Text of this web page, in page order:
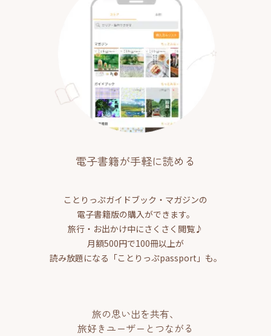
電子書籍が手軽に読める
ことりっぷガイドブック・マガジンの
電子書籍版の購入ができます。
旅行・お出かけ中にさくさく閲覧♪
月額500円で100冊以上が
読み放題になる「ことりっぷpassport」も。
旅の思い出を共有、
旅好きユーザーとつながる